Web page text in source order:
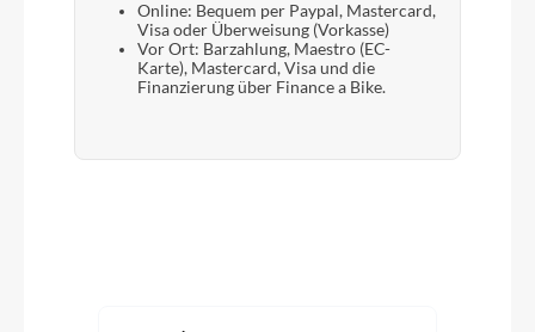
Online: Bequem per Paypal, Mastercard,
Visa oder Überweisung (Vorkasse)
Vor Ort: Barzahlung, Maestro (EC-
Karte), Mastercard, Visa und die
Finanzierung über Finance a Bike.